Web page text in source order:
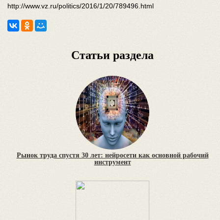
http://www.vz.ru/politics/2016/1/20/789496.html
Статьи раздела
Рынок труда спустя 30 лет: нейросети как основной рабочий
инструмент